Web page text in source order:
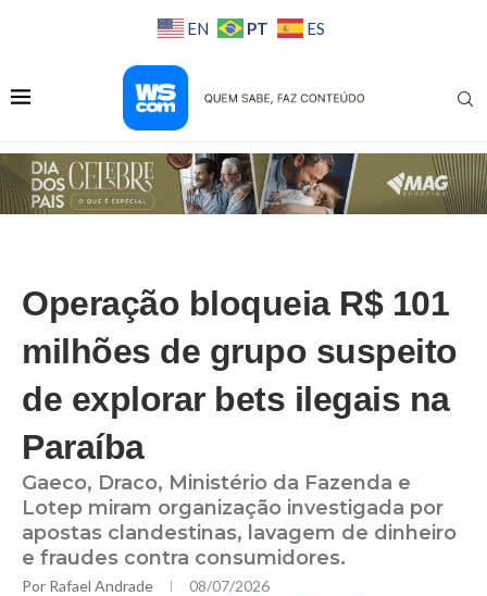
EN PT ES
Operação bloqueia R$ 101
milhões de grupo suspeito
de explorar bets ilegais na
Paraíba
Gaeco, Draco, Ministério da Fazenda e
Lotep miram organização investigada por
apostas clandestinas, lavagem de dinheiro
e fraudes contra consumidores.
Por Rafael Andrade 08/07/2026